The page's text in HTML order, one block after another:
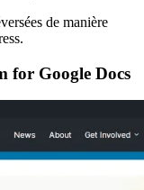
de manière
for Google Docs